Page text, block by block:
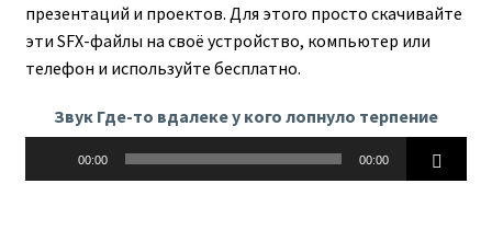
презентаций и проектов. Для этого просто скачивайте
эти SFX-файлы на своё устройство, компьютер или
телефон и используйте бесплатно.
Звук Где-то вдалеке у кого лопнуло терпение
00:00 00:00